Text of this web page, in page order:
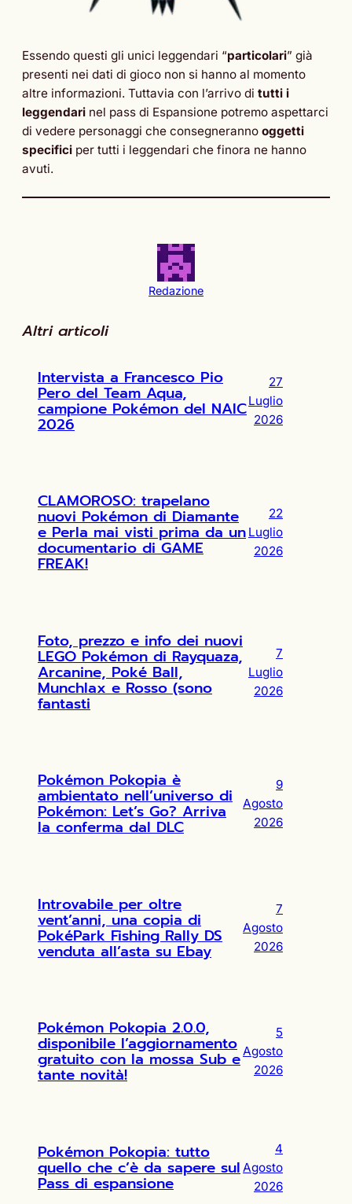
Essendo questi gli unici leggendari “particolari” già
presenti nei dati di gioco non si hanno al momento
altre informazioni. Tuttavia con l’arrivo di tutti i
leggendari nel pass di Espansione potremo aspettarci
di vedere personaggi che consegneranno oggetti
specifici per tutti i leggendari che finora ne hanno
avuti.
Redazione
Altri articoli
Intervista a Francesco Pio
Pero del Team Aqua,
campione Pokémon del NAIC
2026
27
Luglio
2026
CLAMOROSO: trapelano
nuovi Pokémon di Diamante
e Perla mai visti prima da un
documentario di GAME
FREAK!
22
Luglio
2026
Foto, prezzo e info dei nuovi
LEGO Pokémon di Rayquaza,
Arcanine, Poké Ball,
Munchlax e Rosso (sono
fantasti
7
Luglio
2026
Pokémon Pokopia è
ambientato nell’universo di
Pokémon: Let’s Go? Arriva
la conferma dal DLC
9
Agosto
2026
Introvabile per oltre
vent’anni, una copia di
PokéPark Fishing Rally DS
venduta all’asta su Ebay
7
Agosto
2026
Pokémon Pokopia 2.0.0,
disponibile l’aggiornamento
gratuito con la mossa Sub e
tante novità!
5
Agosto
2026
Pokémon Pokopia: tutto
quello che c’è da sapere sul
Pass di espansione
4
Agosto
2026